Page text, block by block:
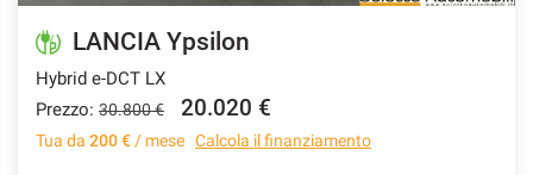
LANCIA Ypsilon
Hybrid e-DCT LX
Prezzo: 30.800 € 20.020 €
Tua da 200 €/ mese Calcola il finanziamento